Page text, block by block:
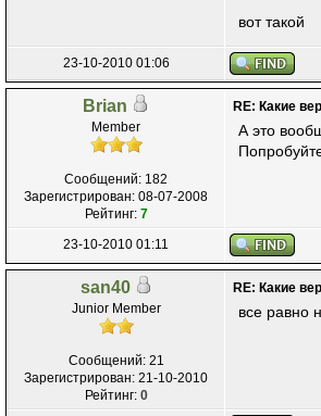
вот такой
23-10-2010 01:06
Brian
Member
Сообщений: 182
Зарегистрирован: 08-07-2008
Рейтинг: 7
RE: Какие
А это
23-10-2010 01:11
san40
Junior Member
Сообщений: 21
Зарегистрирован: 21-10-2010
Рейтинг: 0
RE: Какие
все равно